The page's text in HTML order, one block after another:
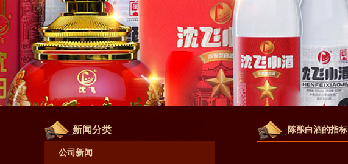
新闻分类
公司新闻
陈酿白酒的指标